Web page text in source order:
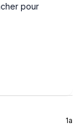
pour
1a